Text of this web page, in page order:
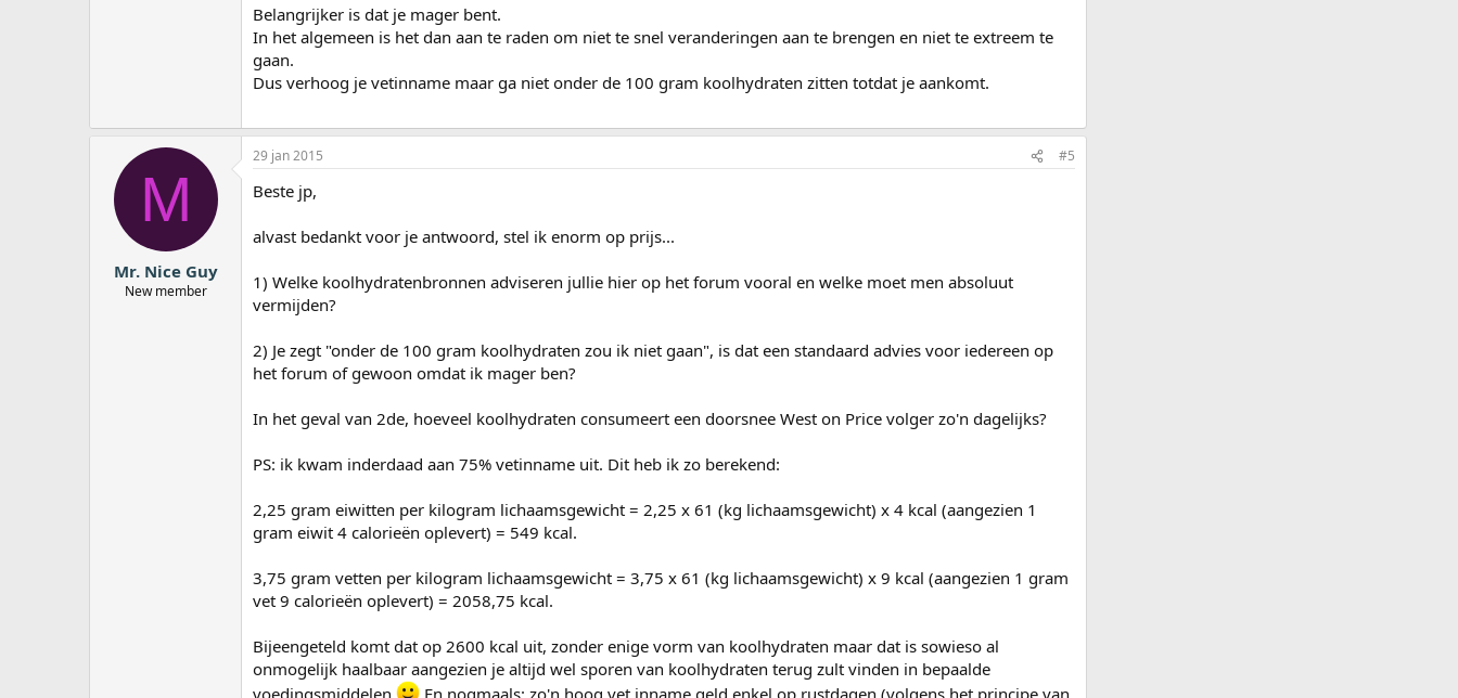
Belangrijker is dat je mager bent.
In het algemeen is het dan aan te raden om niet te snel veranderingen aan te brengen en niet te extreem te
gaan.
Dus verhoog je vetinname maar ga niet onder de 100 gram koolhydraten zitten totdat je aankomt.
M
Mr. Nice Guy
New member
29 jan 2015 #5
Beste jp,
alvast bedankt voor je antwoord, stel ik enorm op prijs...
1) Welke koolhydratenbronnen adviseren jullie hier op het forum vooral en welke moet men absoluut
vermijden?
2) Je zegt "onder de 100 gram koolhydraten zou ik niet gaan", is dat een standaard advies voor iedereen op
het forum of gewoon omdat ik mager ben?
In het geval van 2de, hoeveel koolhydraten consumeert een doorsnee West on Price volger zo'n dagelijks?
PS: ik kwam inderdaad aan 75% vetinname uit. Dit heb ik zo berekend:
2,25 gram eiwitten per kilogram lichaamsgewicht = 2,25 x 61 (kg lichaamsgewicht) x 4 kcal (aangezien 1
gram eiwit 4 calorieën oplevert) = 549 kcal.
3,75 gram vetten per kilogram lichaamsgewicht = 3,75 x 61 (kg lichaamsgewicht) x 9 kcal (aangezien 1 gram
vet 9 calorieën oplevert) = 2058,75 kcal.
Bijeengeteld komt dat op 2600 kcal uit, zonder enige vorm van koolhydraten maar dat is sowieso al
onmogelijk haalbaar aangezien je altijd wel sporen van koolhydraten terug zult vinden in bepaalde
voedingsmiddelen
En nogmaals: zo'n hoog vet inname geld enkel op rustdagen (volgens het principe van